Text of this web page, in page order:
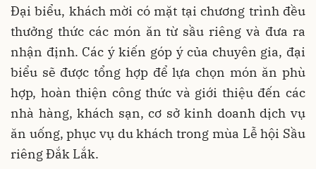
Đại biểu, khách mời có mặt tại chương trình đều
thưởng thức các món ăn từ sầu riêng và đưa ra
nhận định. Các ý kiến góp ý của chuyên gia, đại
biểu sẽ được tổng hợp để lựa chọn món ăn phù
hợp, hoàn thiện công thức và giới thiệu đến các
nhà hàng, khách sạn, cơ sở kinh doanh dịch vụ
ăn uống, phục vụ du khách trong mùa Lễ hội Sầu
riêng Đắk Lắk.